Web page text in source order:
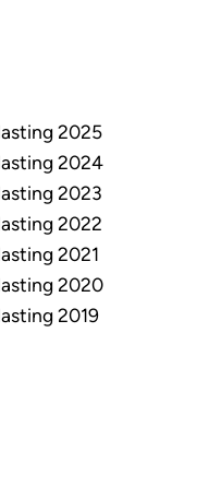
2025
2024
2023
2022
2021
2020
2019